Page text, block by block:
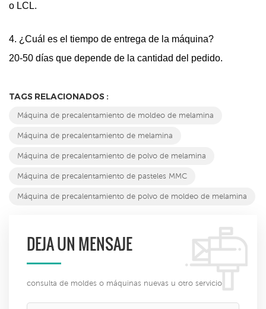
o LCL.
4. ¿Cuál es el tiempo de entrega de la máquina?
20-50 días que depende de la cantidad del pedido.
TAGS RELACIONADOS :
Máquina de precalentamiento de moldeo de melamina
Máquina de precalentamiento de melamina
Máquina de precalentamiento de polvo de melamina
Máquina de precalentamiento de pasteles MMC
Máquina de precalentamiento de polvo de moldeo de melamina
DEJA UN MENSAJE
consulta de moldes o máquinas nuevas u otro servicio